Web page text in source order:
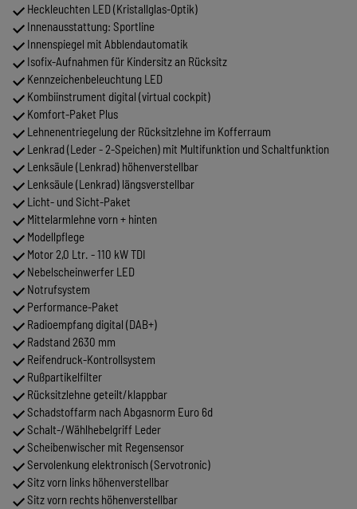
Heckleuchten LED (Kristallglas-Optik)
Innenausstattung: Sportline
Innenspiegel mit Abblendautomatik
Isofix-Aufnahmen für Kindersitz an Rücksitz
Kennzeichenbeleuchtung LED
Kombiinstrument digital (virtual cockpit)
Komfort-Paket Plus
Lehnenentriegelung der Rücksitzlehne im Kofferraum
Lenkrad (Leder - 2-Speichen) mit Multifunktion und Schaltfunktion
Lenksäule (Lenkrad) höhenverstellbar
Lenksäule (Lenkrad) längsverstellbar
Licht- und Sicht-Paket
Mittelarmlehne vorn + hinten
Modellpflege
Motor 2,0 Ltr. - 110 kW TDI
Nebelscheinwerfer LED
Notrufsystem
Performance-Paket
Radioempfang digital (DAB+)
Radstand 2630 mm
Reifendruck-Kontrollsystem
Rußpartikelfilter
Rücksitzlehne geteilt/klappbar
Schadstoffarm nach Abgasnorm Euro 6d
Schalt-/Wählhebelgriff Leder
Scheibenwischer mit Regensensor
Servolenkung elektronisch (Servotronic)
Sitz vorn links höhenverstellbar
Sitz vorn rechts höhenverstellbar